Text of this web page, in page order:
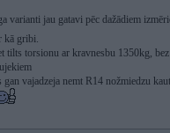
jau gatavi pēc dažādiem
kā gribi.
tilts torsionu ar kravnesbu 1350kg,
vajadzeja nemt R14 nožmiedzu